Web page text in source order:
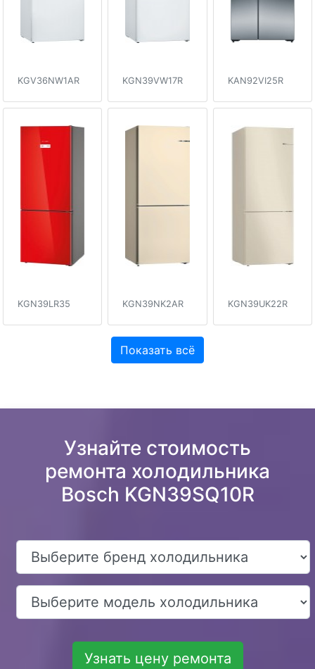
KGV36NW1AR KGN39VW17R KAN92VI25R
KGN39LR35 KGN39NK2AR KGN39UK22R
Показать всё
Узнайте стоимость
ремонта холодильника
Bosch KGN39SQ10R
Узнать цену ремонта